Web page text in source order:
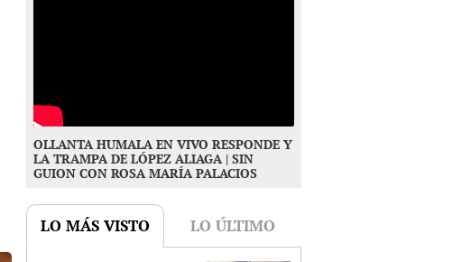
OLLANTA HUMALA EN VIVO RESPONDE Y
LA TRAMPA DE LÓPEZ ALIAGA | SIN
GUION CON ROSA MARÍA PALACIOS
LO MÁS VISTO LO ÚLTIMO